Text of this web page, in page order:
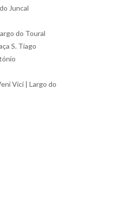
Juncal
do Toural
S. Tiago
Vici | Largo do